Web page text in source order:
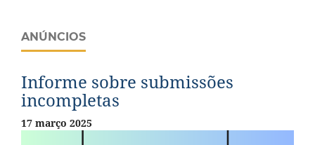
ANÚNCIOS
Informe sobre submissões
incompletas
17 março 2025